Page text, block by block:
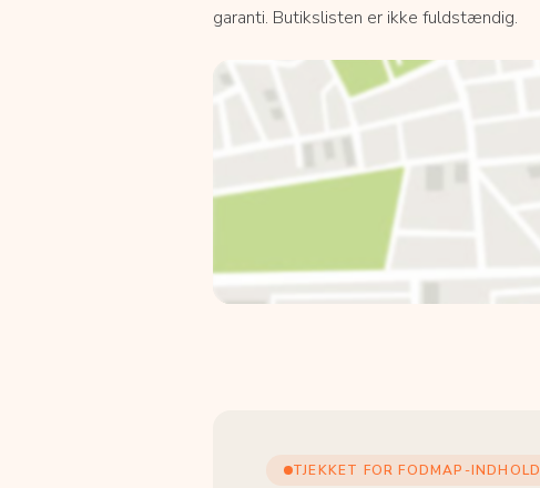
garanti. Butikslisten er ikke fuldstændig.
TJEKKET FOR FODMAP-INDHOLD